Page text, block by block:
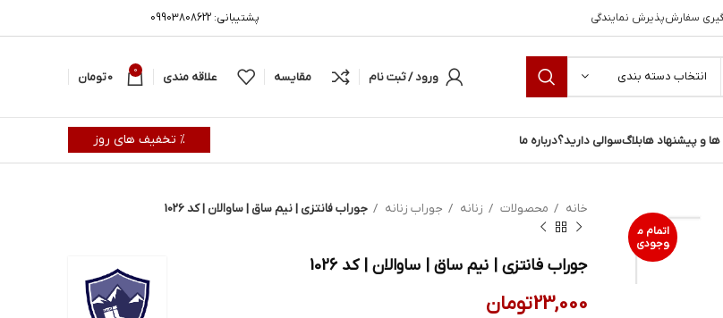
سفارشپذیرش نمایندگی پشتیبانی: 09903808622
انتخاب دسته بندی ورود / ثبت نام مقایسه علاقه مندی 0
0تومان
و پیشنهاد هابلاگسوالی دارید؟درباره ما % تخفیف های روز
اتمام م
وجودی
خانه محصولات زنانه جوراب زنانه جوراب فانتزی | نیم ساق | ساوالان | کد 1026
جوراب فانتزی | نیم ساق | ساوالان | کد 1026
23,000تومان